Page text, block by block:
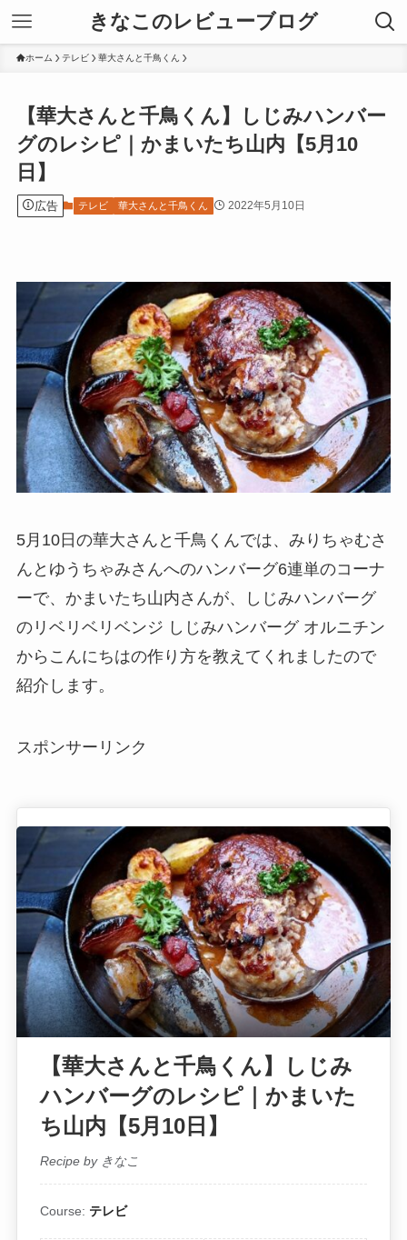
きなこのレビューブログ
ホーム テレビ 華大さんと千鳥くん
【華大さんと千鳥くん】しじみハンバー
グのレシピ｜かまいたち山内【5月10
日】
広告 テレビ 華大さんと千鳥くん 2022年5月10日
5月10日の華大さんと千鳥くんでは、みりちゃむさ
んとゆうちゃみさんへのハンバーグ6連単のコーナ
ーで、かまいたち山内さんが、しじみハンバーグ
のリベリベリベンジ しじみハンバーグ オルニチン
からこんにちはの作り方を教えてくれましたので
紹介します。
スポンサーリンク
【華大さんと千鳥くん】しじみ
ハンバーグのレシピ｜かまいた
ち山内【5月10日】
Recipe by きなこ
Course: テレビ